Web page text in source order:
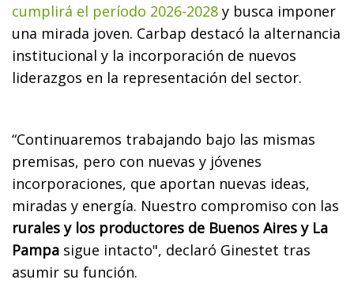
cumplirá el período 2026-2028 y busca imponer
una mirada joven. Carbap destacó la alternancia
institucional y la incorporación de nuevos
liderazgos en la representación del sector.
“Continuaremos trabajando bajo las mismas
premisas, pero con nuevas y jóvenes
incorporaciones, que aportan nuevas ideas,
miradas y energía. Nuestro compromiso con las
rurales y los productores de Buenos Aires y La
Pampa sigue intacto", declaró Ginestet tras
asumir su función.